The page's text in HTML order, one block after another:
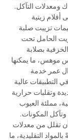
ومعدلات التآكل.
زيتية
تزييت صلبة
الحامل تحت
بصلابة
عادةً من 8 إلى 9 على مقياس موهس، ما يمكنها
عمر خدمة
التطبيقات عالية
وتقلبات حرارية
مملئة العيوب
المكونات.
تقلل من معدلات
إلى 60 بالمئة مقارنةً بالمواد التقليدية، ما